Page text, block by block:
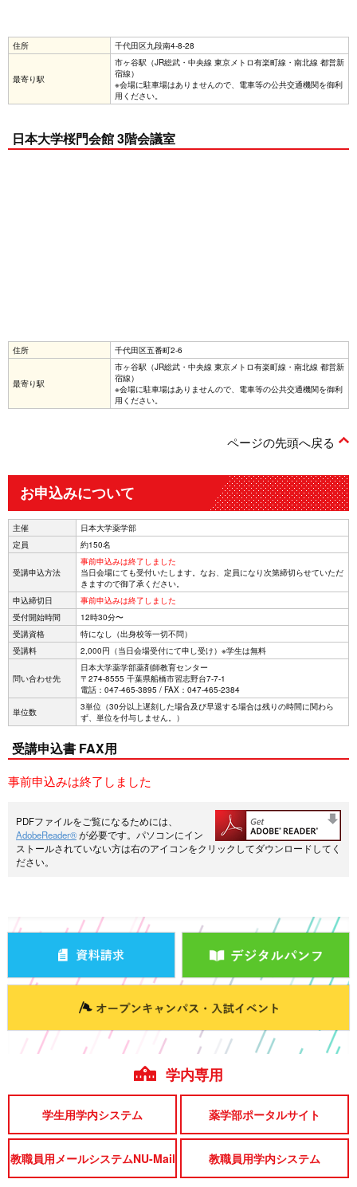
住所 千代田区九段南4-8-28
最寄り駅
市ヶ谷駅（JR総武・中央線 東京メトロ有楽町線・南北線 都営新
宿線）
※会場に駐車場はありませんので、電車等の公共交通機関を御利
用ください。
日本大学桜門会館 3階会議室
住所 千代田区五番町2-6
最寄り駅
市ヶ谷駅（JR総武・中央線 東京メトロ有楽町線・南北線 都営新
宿線）
※会場に駐車場はありませんので、電車等の公共交通機関を御利
用ください。
ページの先頭へ戻る
お申込みについて
主催
日本大学薬学部
定員
約150名
受講申込方法
事前申込みは終了しました
当日会場にても受付いたします。なお、定員になり次第締切らせていただ
きますので御了承ください。
申込締切日
事前申込みは終了しました
受付開始時間
12時30分〜
受講資格
特になし（出身校等一切不問）
受講料
2,000円（当日会場受付にて申し受け）※学生は無料
問い合わせ先
日本大学薬学部薬剤師教育センター
〒274-8555 千葉県船橋市習志野台7-7-1
電話：047-465-3895 / FAX：047-465-2384
単位数
3単位（30分以上遅刻した場合及び早退する場合は残りの時間に関わら
ず、単位を付与しません。）
受講申込書 FAX用
事前申込みは終了しました
PDFファイルをご覧になるためには、
AdobeReader®が必要です。パソコンにイン
ストールされていない方は右のアイコンをクリックしてダウンロードしてく
ださい。
学内専用
学生用学内システム 薬学部ポータルサイト
教職員用メールシステムNU-Mail 教職員用学内システム